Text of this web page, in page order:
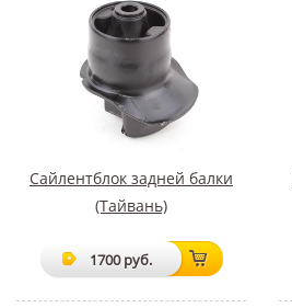
Сайлентблок задней балки
(Тайвань)
1700 руб.